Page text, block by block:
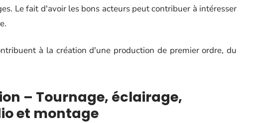
Le fait d'avoir les bons acteurs peut contribuer à intéresser
à la création d'une production de premier ordre, du
– Tournage, éclairage,
et montage